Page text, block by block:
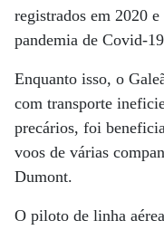
registrados em 2020
pandemia de Covid-
Enquanto isso, o
com transporte
precários, foi
voos de várias
Dumont.
O piloto de linha aérea